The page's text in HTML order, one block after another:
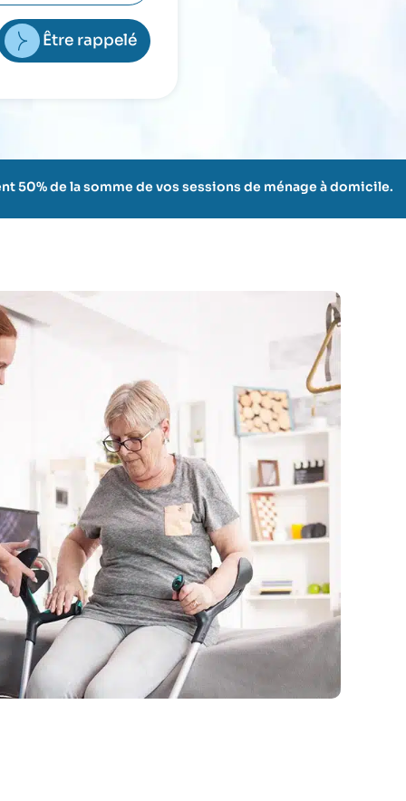
Être rappelé
50% de la somme de vos sessions de ménage à domicile.